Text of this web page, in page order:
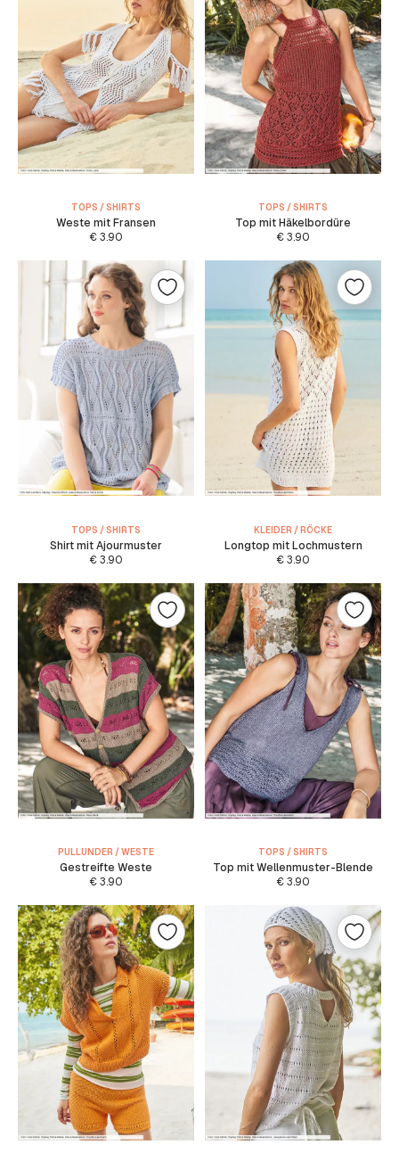
TOPS / SHIRTS
Weste mit Fransen
€3.90
TOPS / SHIRTS
Top mit Häkelbordüre
€3.90
TOPS / SHIRTS
Shirt mit Ajourmuster
€3.90
KLEIDER / RÖCKE
Longtop mit Lochmustern
€3.90
PULLUNDER / WESTE
Gestreifte Weste
€3.90
TOPS / SHIRTS
Top mit Wellenmuster-Blende
€3.90